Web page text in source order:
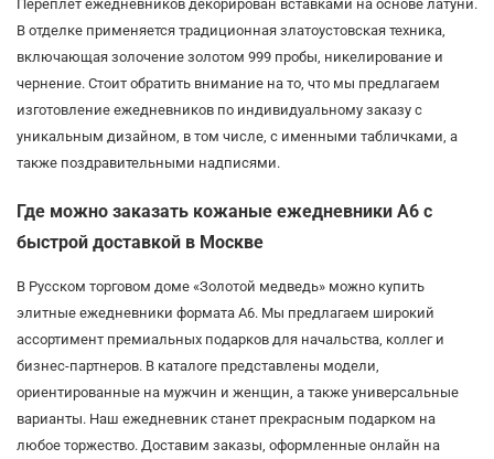
Переплет ежедневников декорирован вставками на основе латуни.
В отделке применяется традиционная златоустовская техника,
включающая золочение золотом 999 пробы, никелирование и
чернение. Стоит обратить внимание на то, что мы предлагаем
изготовление ежедневников по индивидуальному заказу с
уникальным дизайном, в том числе, с именными табличками, а
также поздравительными надписями.
Где можно заказать кожаные ежедневники А6 с
быстрой доставкой в Москве
В Русском торговом доме «Золотой медведь» можно купить
элитные ежедневники формата А6. Мы предлагаем широкий
ассортимент премиальных подарков для начальства, коллег и
бизнес-партнеров. В каталоге представлены модели,
ориентированные на мужчин и женщин, а также универсальные
варианты. Наш ежедневник станет прекрасным подарком на
любое торжество. Доставим заказы, оформленные онлайн на